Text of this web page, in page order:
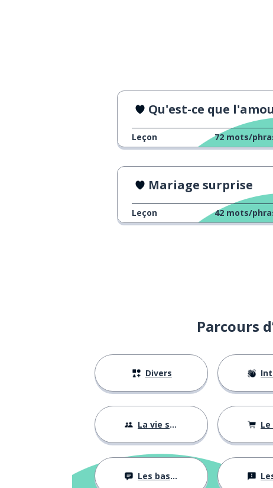
Qu'est-ce que l'amour ?
Leçon 72 mots/
Mariage surprise
Leçon 42 mots/
Parcours
Divers
La vie sociale Le
Les bases Les